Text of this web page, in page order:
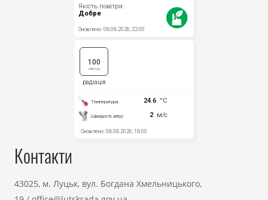
Контакти
43025, м. Луцьк, вул. Богдана Хмельницького,